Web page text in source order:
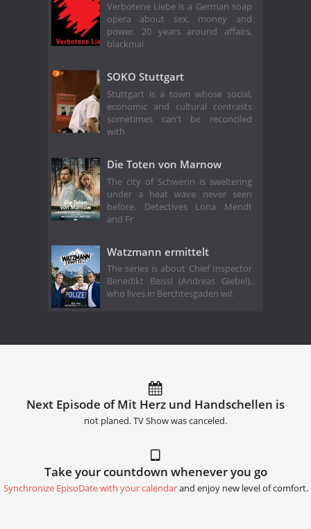
Verbotene Liebe is a German soap
opera about sex, money and
power. 20 years around affairs,
blackmai
SOKO Stuttgart
Stuttgart is a town whose social,
economic and cultural contrasts
sometimes can't be reconciled
with
Die Toten von Marnow
The city of Schwerin is sweltering
under a heat wave never seen
before. Detectives Lona Mendt
and Fr
Watzmann ermittelt
The series is about Chief Inspector
Benedikt Beissl (Andreas Giebel),
who lives in Berchtesgaden wit
Next Episode of Mit Herz und Handschellen is
not planed. TV Show was canceled.
Take your countdown whenever you go
Synchronize EpisoDate with your calendarand enjoy new level of comfort.